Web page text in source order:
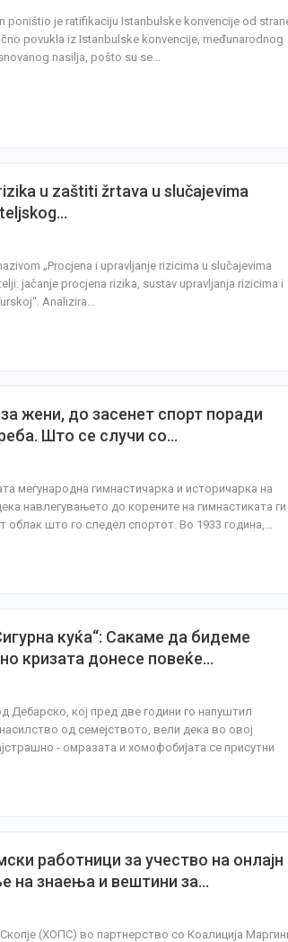
poništio je ratifikaciju Istanbulske konvencije od
povukla iz Istanbulske konvencije, međunarodnog
nasilja, pošto su se…
u zaštiti žrtava u slučajevima
„Procjena i upravljanje rizicima u slučajevima
jačanje procjena rizika, sustav upravljanja rizicima i
Analizira…
жени, до засенет спорт поради
Што се случи со…
меѓународна гимнастичарка и историчарка на
навлегувањето до корените на гимнастиката ги
облак што го следел спортот. Во 1933 година,…
куќа“: Сакаме да бидеме
кризата донесе повеќе…
Дебарско, кој пред две години го напуштил
од семејството, вели дека во овој
- омразата и хомофобијата се присутни
работници за учество на онлајн
на знаења и вештини за…
(ХОПС) во партнерство со Коалиција